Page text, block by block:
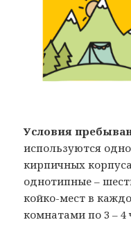
Условия
используются
кирпичных
однотипные –
койко-мест в
комнатами по 3 – 4